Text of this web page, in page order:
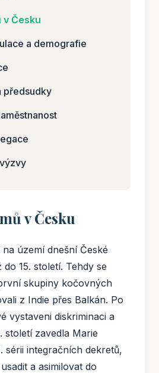
v Česku
a demografie
předsudky
v Česku
území dnešní České
15. století. Tehdy se
skupiny kočovných
z Indie přes Balkán. Po
vystaveni diskriminaci a
století zavedla Marie
sérii integračních dekretů,
a asimilovat do